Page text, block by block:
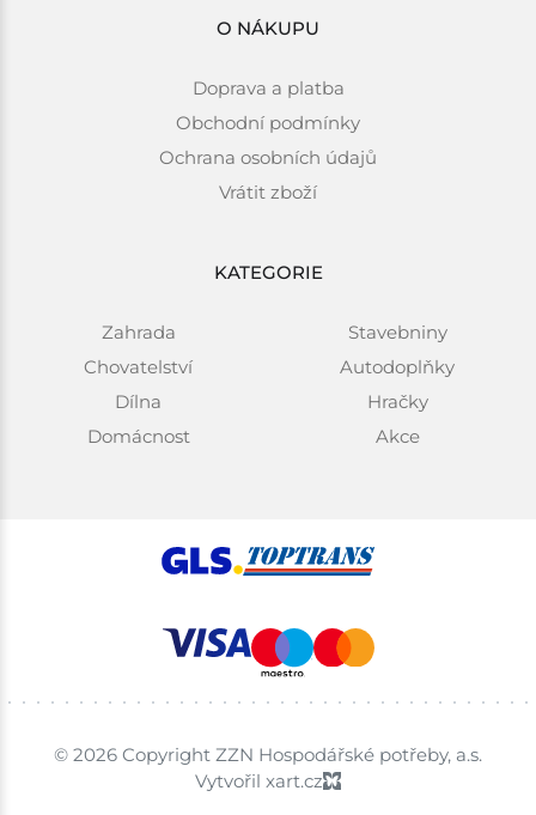
O NÁKUPU
Doprava a platba
Obchodní podmínky
Ochrana osobních údajů
Vrátit zboží
KATEGORIE
Zahrada
Chovatelství
Dílna
Domácnost
Stavebniny
Autodoplňky
Hračky
Akce
© 2026 Copyright ZZN Hospodářské potřeby, a.s.
Vytvořil xart.cz